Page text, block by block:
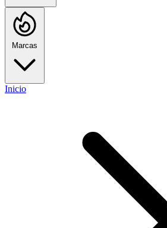
Marcas
Inicio